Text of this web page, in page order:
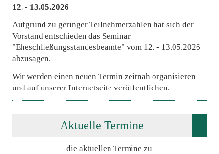
12. - 13.05.2026
Aufgrund zu geringer Teilnehmerzahlen hat sich der
Vorstand entschieden das Seminar
"Eheschließungsstandesbeamte" vom 12. - 13.05.2026
abzusagen.
Wir werden einen neuen Termin zeitnah organisieren
und auf unserer Internetseite veröffentlichen.
Aktuelle Termine
die aktuellen Termine zu